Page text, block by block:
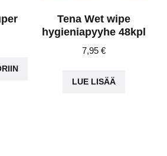
Tena Wet wipe
hygieniapyyhe 48kpl
7,95 €
LUE LISÄÄ